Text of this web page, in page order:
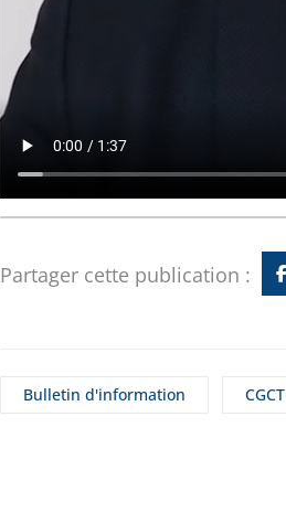
Partager cette publication :
Bulletin d'information CGCT